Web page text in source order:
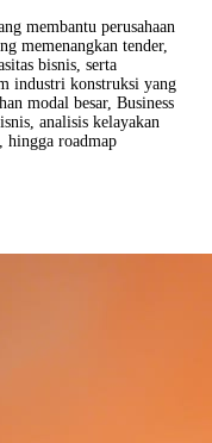
membantu perusahaan
memenangkan tender,
bisnis, serta
industri konstruksi yang
modal besar, Business
analisis kelayakan
roadmap